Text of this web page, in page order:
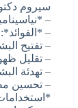
سيروم
–
– *الفوائد*:
– تفتيح
– تقليل
– تهدئة
– تحسين